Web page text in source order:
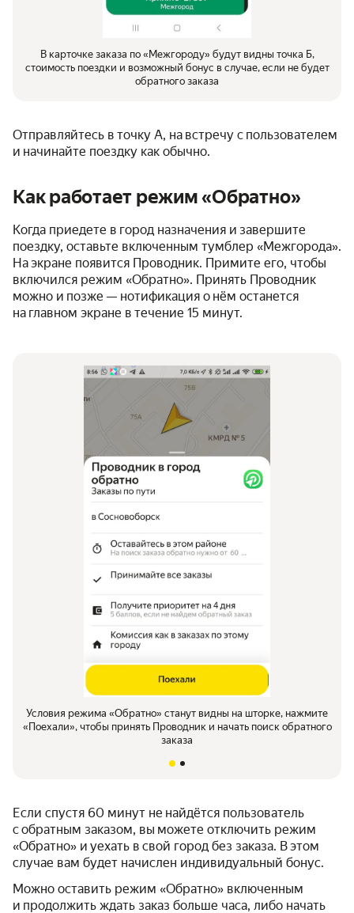
В карточке заказа по «Межгороду» будут видны точка Б,
стоимость поездки и возможный бонус в случае, если не будет
обратного заказа
Отправляйтесь в точку А, на встречу с пользователем
и начинайте поездку как обычно.
Как работает режим «Обратно»
Когда приедете в город назначения и завершите
поездку, оставьте включенным тумблер «Межгорода».
На экране появится Проводник. Примите его, чтобы
включился режим «Обратно». Принять Проводник
можно и позже — нотификация о нём останется
на главном экране в течение 15 минут.
Условия режима «Обратно» станут видны на шторке, нажмите
«Поехали», чтобы принять Проводник и начать поиск обратного
заказа
Если спустя 60 минут не найдётся пользователь
с обратным заказом, вы можете отключить режим
«Обратно» и уехать в свой город без заказа. В этом
случае вам будет начислен индивидуальный бонус.
Можно оставить режим «Обратно» включенным
и продолжить ждать заказ больше часа, либо начать